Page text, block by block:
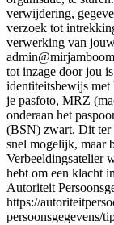
verwijdering,
verzoek tot
verwerking van
tot inzage door jou
identiteitsbewijs met
je pasfoto, MRZ
onderaan het
(BSN) zwart. Dit ter
snel mogelijk, maar
Verbeeldingsatelier
hebt om een klacht
Autoriteit
https://
persoonsgegevens/